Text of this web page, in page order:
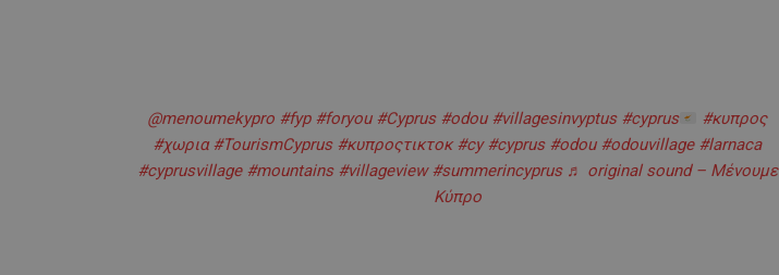
@menoumekypro #fyp #foryou #Cyprus #odou #villagesinvyptus #cyprus
#κυπρος
#χωρια #TourismCyprus #κυπροςτικτοκ #cy #cyprus #odou #odouvillage #larnaca
#cyprusvillage #mountains #villageview #summerincyprus ♬ original sound – Μένουμε
Κύπρο